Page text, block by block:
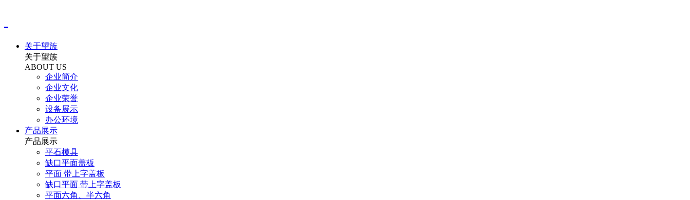
关于望族
关于望族
ABOUT US
企业简介
企业文化
企业荣誉
设备展示
办公环境
产品展示
产品展示
平石模具
缺口平面盖板
平面 带上字盖板
缺口平面 带上字盖板
平面六角、半六角